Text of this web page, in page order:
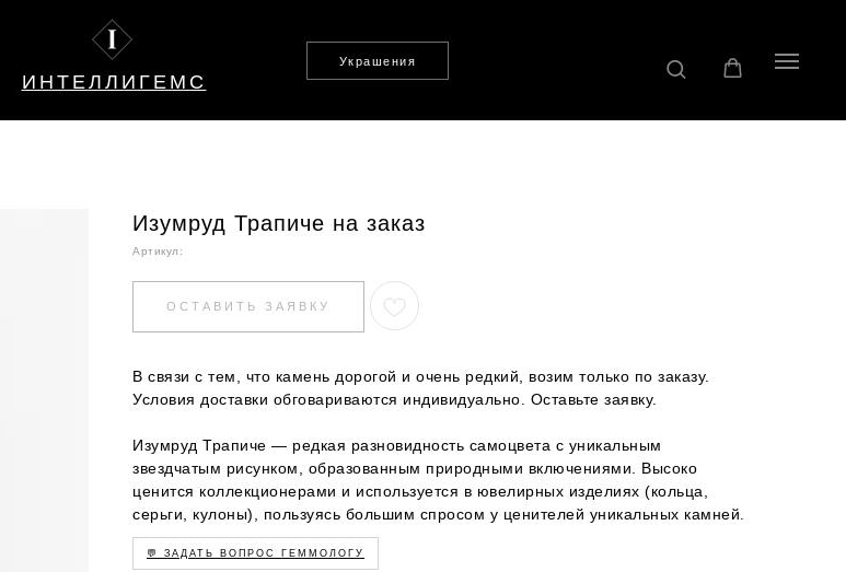
ИНТЕЛЛИГЕМС
Украшения
Изумруд Трапиче на заказ
Артикул:
ОСТАВИТЬ ЗАЯВКУ
В связи с тем, что камень дорогой и очень редкий, возим только по заказу.
Условия доставки обговариваются индивидуально. Оставьте заявку.
Изумруд Трапиче — редкая разновидность самоцвета с уникальным
звездчатым рисунком, образованным природными включениями. Высоко
ценится коллекционерами и используется в ювелирных изделиях (кольца,
серьги, кулоны), пользуясь большим спросом у ценителей уникальных камней.
💬 ЗАДАТЬ ВОПРОС ГЕММОЛОГУ